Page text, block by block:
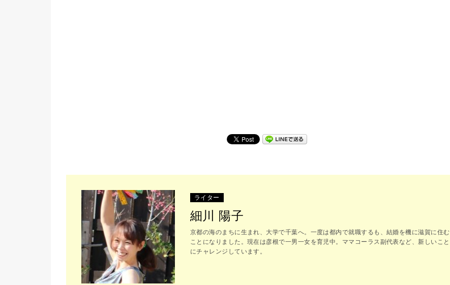
ライター
細川 陽子
京都の海のまちに生まれ、大学で千葉へ。一度は都内で就職するも、結婚を機に滋賀に住む
ことになりました。現在は彦根で一男一女を育児中。ママコーラス副代表など、新しいこと
にチャレンジしています。